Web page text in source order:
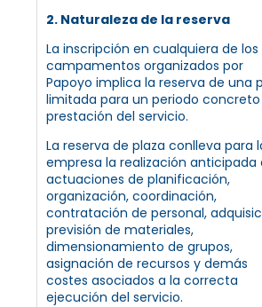
2. Naturaleza de la reserva
La inscripción en cualquiera de los
campamentos organizados por
Papoyo implica la reserva de una
limitada para un periodo
prestación del servicio.
La reserva de plaza conlleva para
empresa la realización anticipada
actuaciones de planificación,
organización, coordinación,
contratación de personal,
previsión de materiales,
dimensionamiento de grupos,
asignación de recursos y demás
costes asociados a la correcta
ejecución del servicio.